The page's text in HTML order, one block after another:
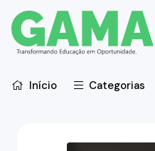
Início Categorias